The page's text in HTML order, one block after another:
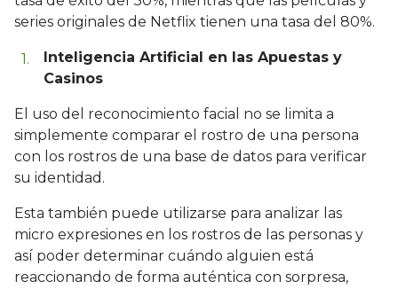
series originales de Netflix tienen una tasa del 80%.
Inteligencia Artificial en las Apuestas y
Casinos
El uso del reconocimiento facial no se limita a
simplemente comparar el rostro de una persona
con los rostros de una base de datos para verificar
su identidad.
Esta también puede utilizarse para analizar las
micro expresiones en los rostros de las personas y
así poder determinar cuándo alguien está
reaccionando de forma auténtica con sorpresa,